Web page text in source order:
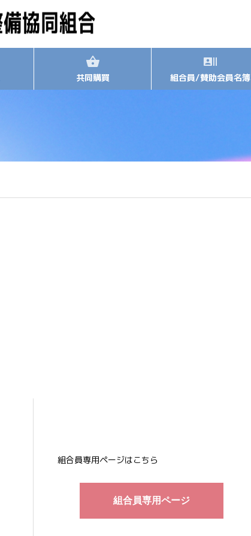
共同購買 組合員/賛助会員名簿
組合員専用ページはこちら
組合員専用ページ